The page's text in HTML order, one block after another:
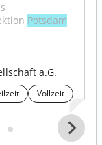
Potsdam
a.G.
Vollzeit